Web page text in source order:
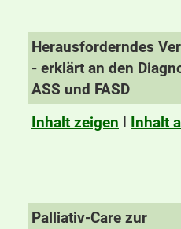
Herausforderndes
- erklärt an den
ASS und FASD
Inhalt zeigen I Inhalt
Palliativ-Care zur